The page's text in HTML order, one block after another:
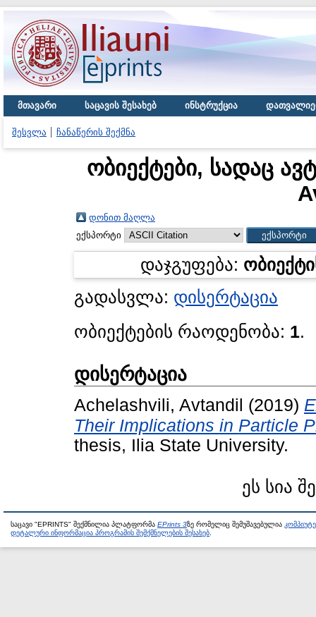
მთავარი საცავის შესახებ ინსტრუქცია
შესვლა ჩანაწერის შექმნა
ობიექტები, სადაც
დონით მაღლა
ექსპორტი
დაჯგუფება:
გადასვლა: დისერტაცია
ობიექტების რაოდენობა: 1.
დისერტაცია
Achelashvili, Avtandil (2019)
Their Implications in Particle
thesis, Ilia State University.
ეს სია
საცავი "EPRINTS" შექმნილია პლატფორმა EPrints 3ზე რომელიც შემუშავებულია
დეტალური ინფორმაცია პროგრამის შემქმნელების შესახებ